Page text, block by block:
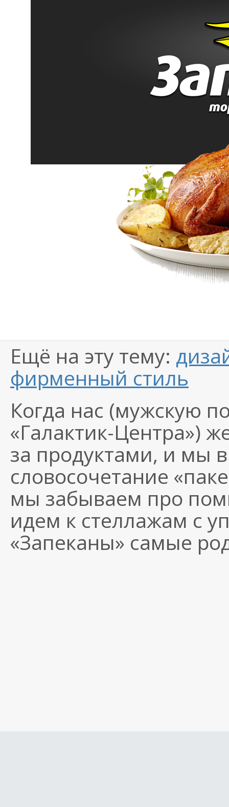
Ещё на эту тему:
фирменный стиль
Когда нас (мужскую
«Галактик-Центра»)
за продуктами, и мы
словосочетание
мы забываем про
идем к стеллажам с
«Запеканы» самые